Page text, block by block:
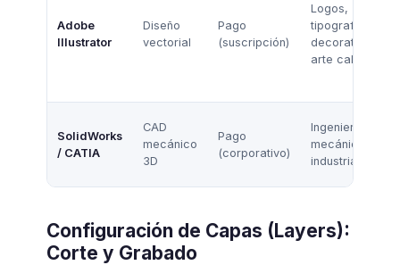
Adobe
Illustrator
Diseño
vectorial
Pago
(suscripción)
Logos,
tipografía
decorativa,
arte calado
SolidWorks
/ CATIA
CAD
mecánico
3D
Pago
(corporativo)
Ingeniería
mecánica
industrial
Configuración de Capas (Layers):
Corte y Grabado